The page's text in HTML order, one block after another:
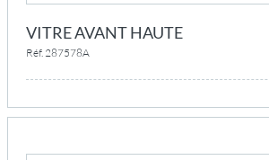
VITRE AVANT HAUTE
Réf. 287578A